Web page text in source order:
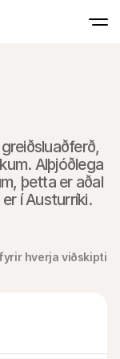
Alþjóðlega
þetta er aðal
bankaflutningsaðferðin sem notuð er í Austurríki.
hverja viðskipti
Greiðslur í eigin
Taktu við greiðslum
greiðslustöðvum og
Afgreiðsla
Bjóða upp á
sérsniðið að
Samþykki &